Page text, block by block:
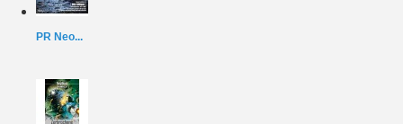
PR Neo...